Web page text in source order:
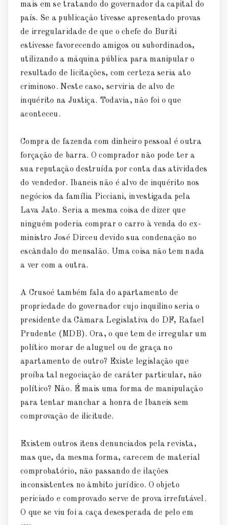
mais em se tratando do governador da capital do
país. Se a publicação tivesse apresentado provas
de irregularidade de que o chefe do Buriti
estivesse favorecendo amigos ou subordinados,
utilizando a máquina pública para manipular o
resultado de licitações, com certeza seria ato
criminoso. Neste caso, serviria de alvo de
inquérito na Justiça. Todavia, não foi o que
aconteceu.
Compra de fazenda com dinheiro pessoal é outra
forçação de barra. O comprador não pode ter a
sua reputação destruída por conta das atividades
do vendedor. Ibaneis não é alvo de inquérito nos
negócios da família Picciani, investigada pela
Lava Jato. Seria a mesma coisa de dizer que
ninguém poderia comprar o carro à venda do ex-
ministro José Dirceu devido sua condenação no
escândalo do mensalão. Uma coisa não tem nada
a ver com a outra.
A Crusoé também fala do apartamento de
propriedade do governador cujo inquilino seria o
presidente da Câmara Legislativa do DF, Rafael
Prudente (MDB). Ora, o que tem de irregular um
político morar de aluguel ou de graça no
apartamento de outro? Existe legislação que
proíba tal negociação de caráter particular, não
político? Não. É mais uma forma de manipulação
para tentar manchar a honra de Ibaneis sem
comprovação de ilicitude.
Existem outros itens denunciados pela revista,
mas que, da mesma forma, carecem de material
comprobatório, não passando de ilações
inconsistentes no âmbito jurídico. O objeto
periciado e comprovado serve de prova irrefutável.
O que se viu foi a caça desesperada de pelo em